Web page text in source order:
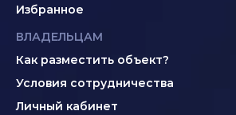
Избранное
ВЛАДЕЛЬЦАМ
Как разместить объект?
Условия сотрудничества
Личный кабинет